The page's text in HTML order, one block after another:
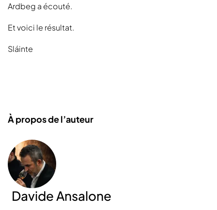
Ardbeg a écouté.
Et voici le résultat.
Sláinte
À propos de l’auteur
Davide Ansalone